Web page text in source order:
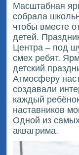
Масштабная
собрала
чтобы вместе
детей.
Центра – под
смех ребят.
детский
Атмосферу
создавали
каждый
наставников
Одной из
аквагрима.